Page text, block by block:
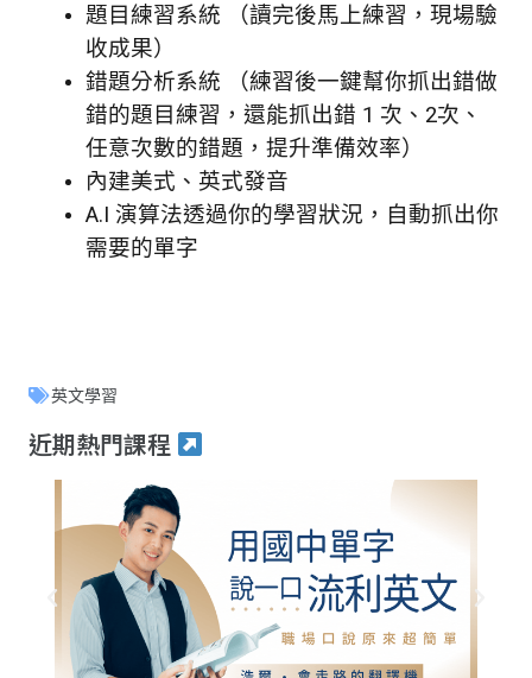
題目練習系統 （讀完後馬上練習，現場驗
收成果）
錯題分析系統 （練習後一鍵幫你抓出錯做
錯的題目練習，還能抓出錯 1 次、2次、
任意次數的錯題，提升準備效率）
內建美式、英式發音
A.I 演算法透過你的學習狀況，自動抓出你
需要的單字
英文學習
近期熱門課程